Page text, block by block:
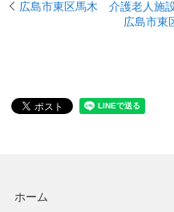
広島市東区馬木 介護老人施
広島市
ホーム